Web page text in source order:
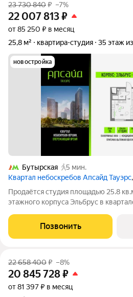
23 730 840₽ –7%
22 007 813₽
от 85 250 ₽ в месяц
25,8 м²
квартира-студия 35 этаж
новостройка
Бутырская
5 мин.
Квартал небоскребов Апсайд Тауэрс
Продаётся студия площадью 25.8
этажного корпуса Эльбрус в
Кв.3510. «Апсайд Тауэрс» -
динамично
Позвонить
22 658 400₽ –8%
20 845 728₽
от 81 397 ₽ в месяц